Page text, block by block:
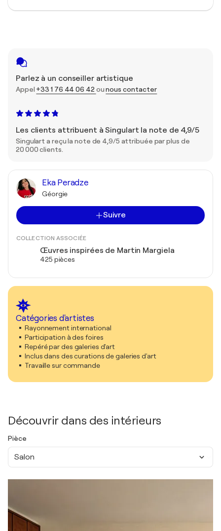
Parlez à un conseiller artistique
Appel +33 1 76 44 06 42 ounous contacter
Les clients attribuent à Singulart la note de 4,9/5
Singulart a reçu la note de 4,9/5 attribuée par plus de
20 000 clients.
Eka Peradze
Géorgie
Suivre
COLLECTION ASSOCIÉE
Œuvres inspirées de Martin Margiela
425 pièces
Catégories d'artistes
Rayonnement international
Participation à des foires
Repéré par des galeries d'art
Inclus dans des curations de galeries d'art
Travaille sur commande
Découvrir dans des intérieurs
Pièce
Salon